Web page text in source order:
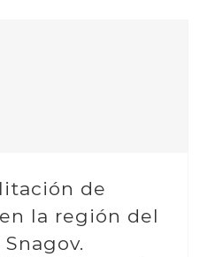
de
la región del
Snagov.